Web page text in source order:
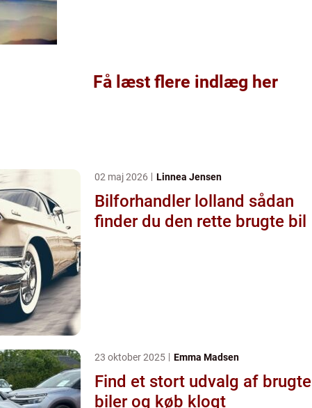
Få læst flere indlæg her
02 maj 2026 Linnea Jensen
Bilforhandler lolland sådan
finder du den rette brugte bil
23 oktober 2025 Emma Madsen
Find et stort udvalg af brugte
biler og køb klogt